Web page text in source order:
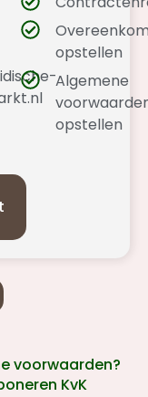
opstellen
Algemene
opstellen
voorwaarden?
KvK